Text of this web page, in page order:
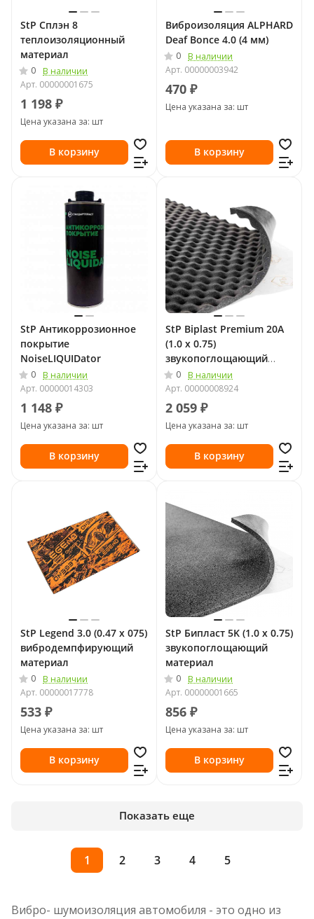
StP Сплэн 8
теплоизоляционный
материал
0
В наличии
Арт. 00000001675
1 198 ₽
Цена указана за: шт
В корзину
Виброизоляция ALPHARD
Deaf Bonce 4.0 (4 мм)
0
В наличии
Арт. 00000003942
470 ₽
Цена указана за: шт
В корзину
StP Антикоррозионное
покрытие
NoiseLIQUIDator
0
В наличии
Арт. 00000014303
1 148 ₽
Цена указана за: шт
В корзину
StP Biplast Premium 20A
(1.0 х 0.75)
звукопоглощающий
материал
0
В наличии
Арт. 00000008924
2 059 ₽
Цена указана за: шт
В корзину
StP Legend 3.0 (0.47 х 075)
вибродемпфирующий
материал
0
В наличии
Арт. 00000017778
533 ₽
Цена указана за: шт
В корзину
StP Бипласт 5K (1.0 х 0.75)
звукопоглощающий
материал
0
В наличии
Арт. 00000001665
856 ₽
Цена указана за: шт
В корзину
Показать еще
1 2 3 4 5
Вибро- шумоизоляция автомобиля - это одно из